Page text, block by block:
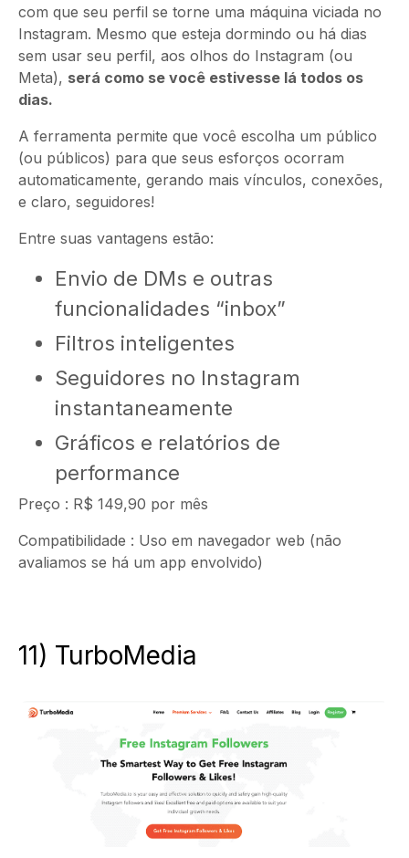
com que seu perfil se torne uma máquina viciada no
Instagram. Mesmo que esteja dormindo ou há dias
sem usar seu perfil, aos olhos do Instagram (ou
Meta), será como se você estivesse lá todos os
dias.
A ferramenta permite que você escolha um público
(ou públicos) para que seus esforços ocorram
automaticamente, gerando mais vínculos, conexões,
e claro, seguidores!
Entre suas vantagens estão:
Envio de DMs e outras
funcionalidades “inbox”
Filtros inteligentes
Seguidores no Instagram
instantaneamente
Gráficos e relatórios de
performance
Preço : R$ 149,90 por mês
Compatibilidade : Uso em navegador web (não
avaliamos se há um app envolvido)
11) TurboMedia